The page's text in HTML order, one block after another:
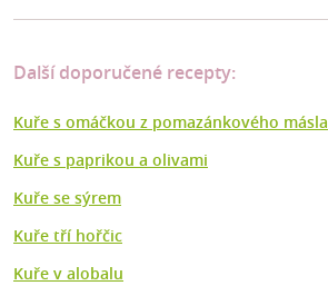
Další doporučené recepty:
Kuře s omáčkou z pomazánkového másla
Kuře s paprikou a olivami
Kuře se sýrem
Kuře tří hořčic
Kuře v alobalu